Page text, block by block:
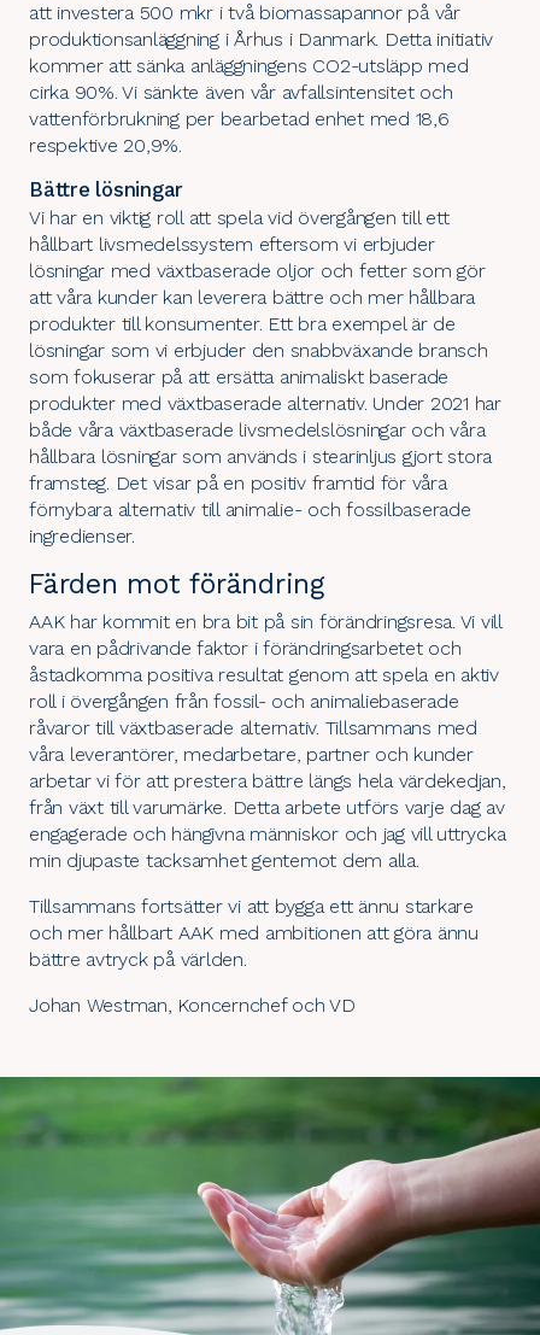
att investera 500 mkr i två biomassapannor på vår
produktionsanläggning i Århus i Danmark. Detta initiativ
kommer att sänka anläggningens CO2-utsläpp med
cirka 90%. Vi sänkte även vår avfallsintensitet och
vattenförbrukning per bearbetad enhet med 18,6
respektive 20,9%.
Bättre lösningar
Vi har en viktig roll att spela vid övergången till ett
hållbart livsmedelssystem eftersom vi erbjuder
lösningar med växtbaserade oljor och fetter som gör
att våra kunder kan leverera bättre och mer hållbara
produkter till konsumenter. Ett bra exempel är de
lösningar som vi erbjuder den snabbväxande bransch
som fokuserar på att ersätta animaliskt baserade
produkter med växtbaserade alternativ. Under 2021 har
både våra växtbaserade livsmedelslösningaroch våra
hållbara lösningar som används i stearinljus gjort stora
framsteg. Det visar på en positiv framtid för våra
förnybara alternativ till animalie- och fossilbaserade
ingredienser.
Färden mot förändring
AAK har kommit en bra bit på sin förändringsresa. Vi vill
vara en pådrivande faktor i förändringsarbetet och
åstadkomma positiva resultat genom att spela en aktiv
roll i övergången från fossil- och animaliebaserade
råvaror till växtbaserade alternativ. Tillsammans med
våra leverantörer, medarbetare, partner och kunder
arbetar vi för att prestera bättre längs hela värdekedjan,
från växt till varumärke. Detta arbete utförs varje dag av
engagerade och hängivna människor och jag vill uttrycka
min djupaste tacksamhet gentemot dem alla.
Tillsammans fortsätter vi att bygga ett ännu starkare
och mer hållbart AAK med ambitionen att göra ännu
bättre avtryck på världen.
Johan Westman, Koncernchef och VD